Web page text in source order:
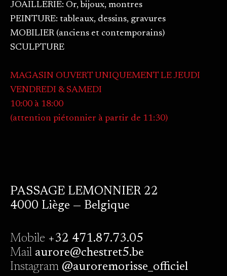
JOAILLERIE: Or, bijoux, montres
PEINTURE: tableaux, dessins, gravures
MOBILIER (anciens et contemporains)
SCULPTURE
MAGASIN OUVERT UNIQUEMENT LE JEUDI
VENDREDI & SAMEDI
10:00 à 18:00
(attention piétonnier à partir de 11:30)
PASSAGE LEMONNIER 22
4000 Liège — Belgique
Mobile +32 471.87.73.05
Mailaurore@chestret5.be
Instagram@auroremorisse_officiel